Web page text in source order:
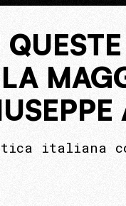
italiana